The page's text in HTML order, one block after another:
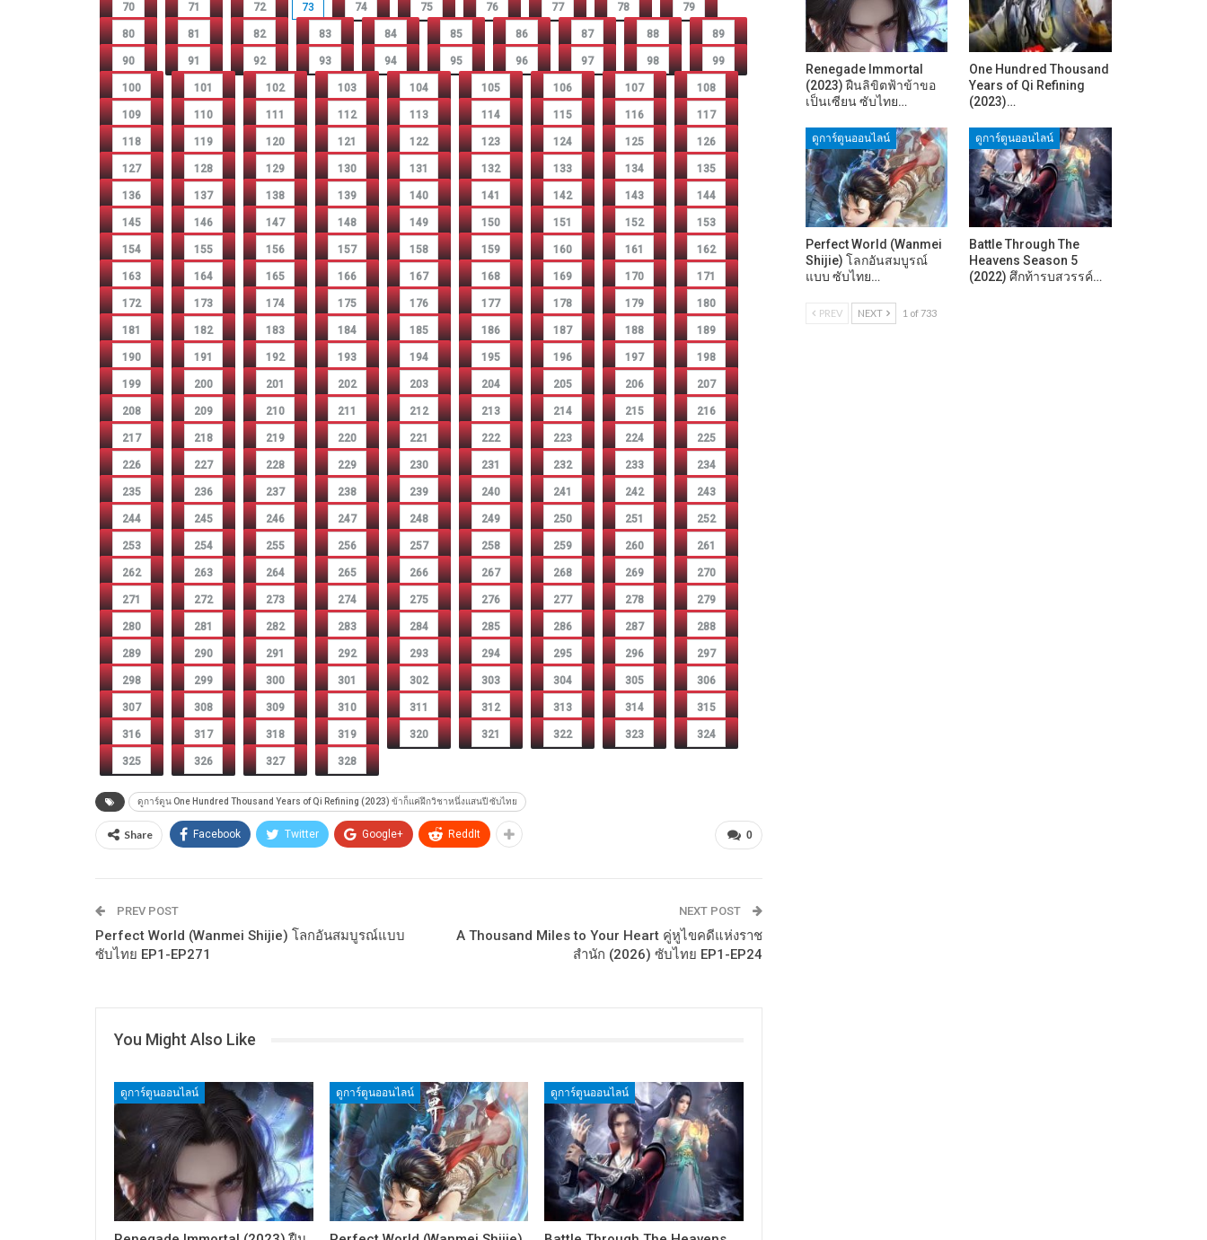
70 71 72 73 74 75 76 77 78 79
80 81 82 83 84 85 86 87 88 89
90 91 92 93 94 95 96 97 98 99
100 101 102 103 104 105 106 107 108
109 110 111 112 113 114 115 116 117
118 119 120 121 122 123 124 125 126
127 128 129 130 131 132 133 134 135
136 137 138 139 140 141 142 143 144
145 146 147 148 149 150 151 152 153
154 155 156 157 158 159 160 161 162
163 164 165 166 167 168 169 170 171
172 173 174 175 176 177 178 179 180
181 182 183 184 185 186 187 188 189
190 191 192 193 194 195 196 197 198
199 200 201 202 203 204 205 206 207
208 209 210 211 212 213 214 215 216
217 218 219 220 221 222 223 224 225
226 227 228 229 230 231 232 233 234
235 236 237 238 239 240 241 242 243
244 245 246 247 248 249 250 251 252
253 254 255 256 257 258 259 260 261
262 263 264 265 266 267 268 269 270
271 272 273 274 275 276 277 278 279
280 281 282 283 284 285 286 287 288
289 290 291 292 293 294 295 296 297
298 299 300 301 302 303 304 305 306
307 308 309 310 311 312 313 314 315
316 317 318 319 320 321 322 323 324
325 326 327 328
ดูการ์ตูน One Hundred Thousand Years of Qi Refining (2023) ข้าก็แค่ฝึกวิชาหนึ่งแสนปี ซับไทย
0
Share Facebook Twitter Google+ ReddIt
PREV POST
Perfect World (Wanmei Shijie) โลกอันสมบูรณ์แบบ
ซับไทย EP1-EP271
NEXT POST
A Thousand Miles to Your Heart คู่หูไขคดีแห่งราช
สำนัก (2026) ซับไทย EP1-EP24
You Might Also Like
ดูการ์ตูนออนไลน์ ดูการ์ตูนออนไลน์ ดูการ์ตูนออนไลน์
Renegade Immortal
(2023) ฝืนลิขิตฟ้าข้าขอ
เป็นเซียน ซับไทย…
One Hundred Thousand
Years of Qi Refining
(2023)…
ดูการ์ตูนออนไลน์
Perfect World (Wanmei
Shijie) โลกอันสมบูรณ์
แบบ ซับไทย…
ดูการ์ตูนออนไลน์
Battle Through The
Heavens Season 5
(2022) ศึกท้ารบสวรรค์…
PREV NEXT 1 of 733